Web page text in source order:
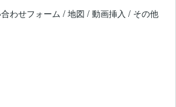
わせフォーム / 地図 / 動画挿入 / その他